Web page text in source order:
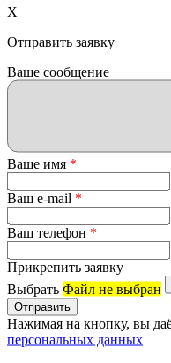
X
Отправить заявку
Ваше сообщение
Ваше имя *
Ваш e-mail *
Ваш телефон *
Прикрепить заявку
Выбрать Файл не выбран
Нажимая на кнопку, вы
персональных данных